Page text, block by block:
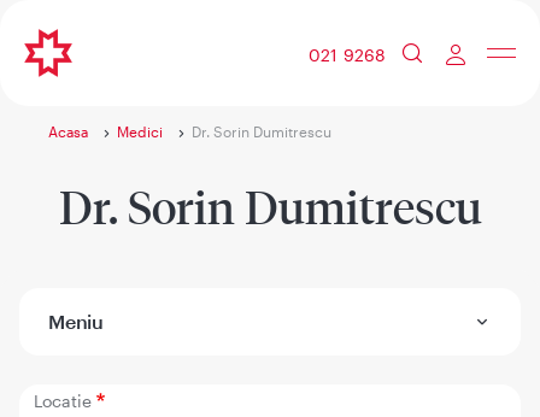
021 9268
Acasa Medici Dr. Sorin Dumitrescu
Dr. Sorin Dumitrescu
Meniu
Locatie